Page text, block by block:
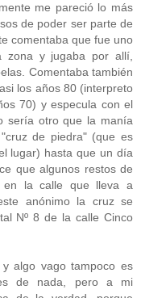
me pareció lo más
de poder ser parte de
comentaba que fue uno
y jugaba por allí,
Comentaba también
los años 80 (interpreto
70) y especula con el
sería otro que la manía
de piedra" (que es
lugar) hasta que un día
que algunos restos de
en la calle que lleva a
anónimo la cruz se
Nº 8 de la calle Cinco
algo vago tampoco es
de nada, pero a mi